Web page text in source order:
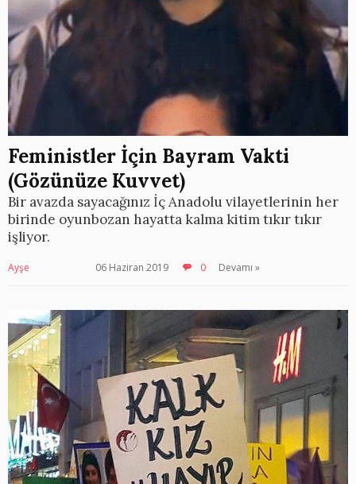
Feministler İçin Bayram Vakti
(Gözünüze Kuvvet)
Bir avazda sayacağınız İç Anadolu vilayetlerinin her
birinde oyunbozan hayatta kalma kitim tıkır tıkır
işliyor.
Ayşe 06 Haziran 2019 0 Devamı »